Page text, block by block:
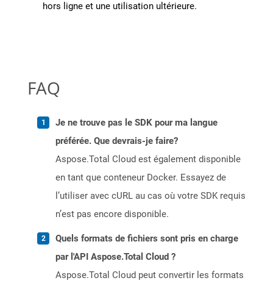
hors ligne et une utilisation ultérieure.
FAQ
Je ne trouve pas le SDK pour ma langue
préférée. Que devrais-je faire?
Aspose.Total Cloud est également disponible
en tant que conteneur Docker. Essayez de
l’utiliser avec cURL au cas où votre SDK requis
n’est pas encore disponible.
Quels formats de fichiers sont pris en charge
par l'API Aspose.Total Cloud ?
Aspose.Total Cloud peut convertir les formats